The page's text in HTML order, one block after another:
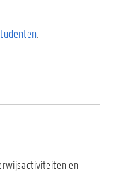
en